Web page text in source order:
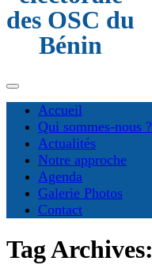
des OSC du
Bénin
Accueil
Qui sommes-nous ?
Actualités
Notre approche
Agenda
Galerie Photos
Contact
Tag Archives: